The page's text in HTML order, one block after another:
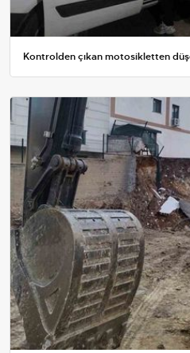
Kontrolden çıkan motosikletten